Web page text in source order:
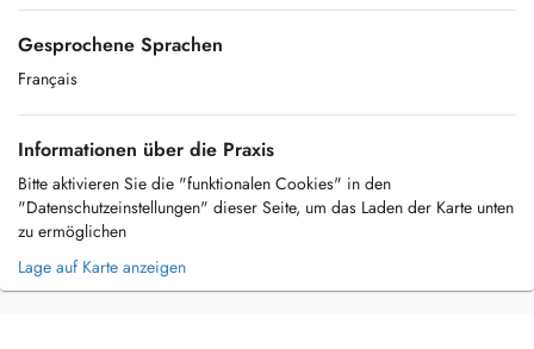
Gesprochene Sprachen
Français
Informationen über die Praxis
Bitte aktivieren Sie die "funktionalen Cookies" in den
"Datenschutzeinstellungen" dieser Seite, um das Laden der Karte unten
zu ermöglichen
Lage auf Karte anzeigen